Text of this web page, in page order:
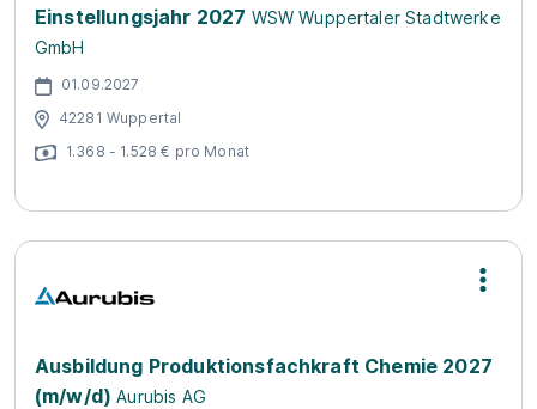
Einstellungsjahr 2027 WSW Wuppertaler Stadtwerke
GmbH
01.09.2027
42281 Wuppertal
1.368 - 1.528 € pro Monat
Ausbildung Produktionsfachkraft Chemie 2027
(m/w/d) Aurubis AG